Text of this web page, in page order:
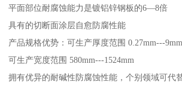
平面部位耐腐蚀能力是镀铝锌钢板的6—8倍
具有的切断面涂层自愈防腐性能
产品规格优势：可生产厚度范围 0.27mm---9mm
可生产宽度范围 580mm---1524mm
拥有优异的耐碱性防腐蚀性能，个别领域可代